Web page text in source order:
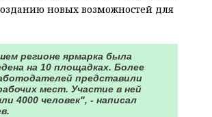
новых возможностей для
регионе ярмарка была
на 10 площадках. Более
представили
мест. Участие в ней
4000 человек", - написал